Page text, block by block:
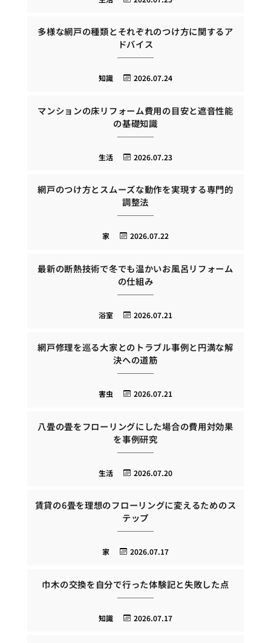
多様な網戸の種類とそれぞれのつけ方に関するア
ドバイス
2026.07.24
知識
マンションの床リフォーム費用の目安と遮音性能
の基礎知識
2026.07.23
生活
網戸のつけ方とスムーズな動作を実現する専門的
調整法
2026.07.22
家
最新の断熱技術で冬でも温かいお風呂リフォーム
の仕組み
2026.07.21
浴室
網戸修理を巡る大家とのトラブル事例と円満な解
決への道筋
2026.07.21
害虫
八畳の畳をフローリングにした場合の費用対効果
を事例研究
2026.07.20
生活
賃貸の6畳を理想のフローリングに変えるためのス
テップ
2026.07.17
家
巾木の交換を自分で行った体験記と失敗した点
2026.07.17
知識